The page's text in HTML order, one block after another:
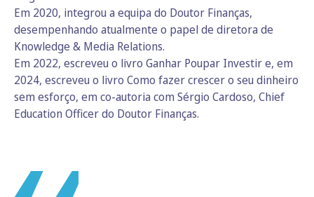
Em 2020, integrou a equipa do Doutor Finanças,
desempenhando atualmente o papel de diretora de
Knowledge & Media Relations.
Em 2022, escreveu o livro Ganhar Poupar Investir e, em
2024, escreveu o livro Como fazer crescer o seu dinheiro
sem esforço, em co-autoria com Sérgio Cardoso, Chief
Education Officer do Doutor Finanças.